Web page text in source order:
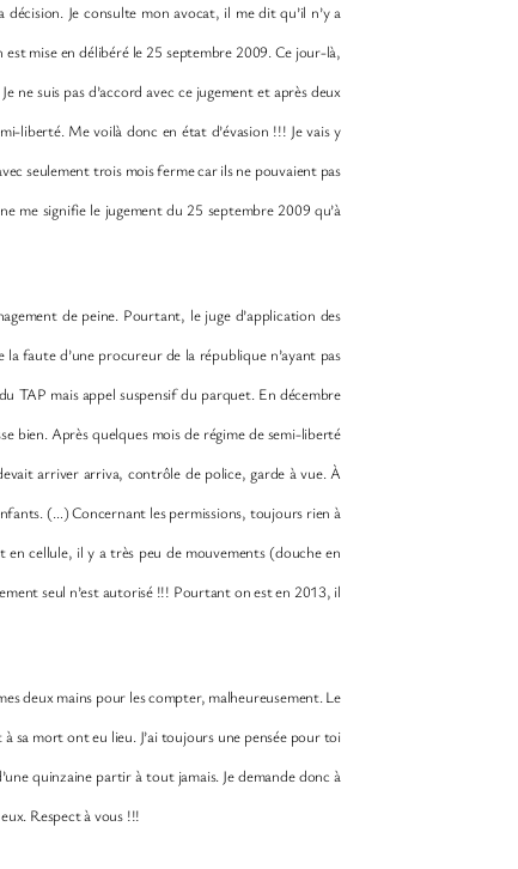
Je consulte mon avocat, il me dit qu’il n’y a
mise en délibéré le 25 septembre 2009. Ce jour-là,
suis pas d’accord avec ce jugement et après deux
liberté. Me voilà donc en état d’évasion !!! Je vais y
seulement trois mois ferme car ils ne pouvaient pas
me signifie le jugement du 25 septembre 2009 qu’à
de peine. Pourtant, le juge d’application des
faute d’une procureur de la république n’ayant pas
TAP mais appel suspensif du parquet. En décembre
bien. Après quelques mois de régime de semi-liberté
arriver arriva, contrôle de police, garde à vue. À
(…) Concernant les permissions, toujours rien à
cellule, il y a très peu de mouvements (douche en
seul n’est autorisé !!! Pourtant on est en 2013, il
deux mains pour les compter, malheureusement. Le
sa mort ont eu lieu. J’ai toujours une pensée pour toi
quinzaine partir à tout jamais. Je demande donc à
Respect à vous !!!